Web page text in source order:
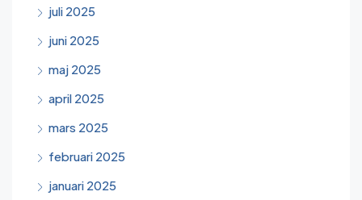
juli 2025
juni 2025
maj 2025
april 2025
mars 2025
februari 2025
januari 2025